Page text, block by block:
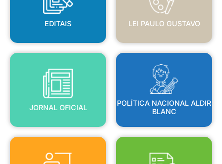
EDITAIS LEI PAULO GUSTAVO
JORNAL OFICIAL
JORNAL OFICIAL
POLÍTICA NACIONAL ALDIR
BLANC
POLÍTICA NACIONAL ALDIR
BLANC
OFICINAS EDITAIS DE FOMENTO